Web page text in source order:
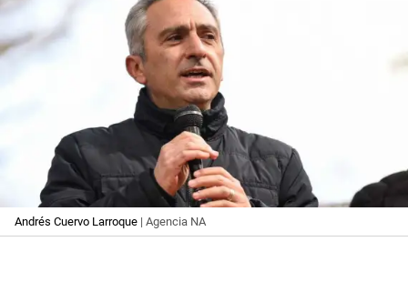
Andrés Cuervo Larroque | Agencia NA